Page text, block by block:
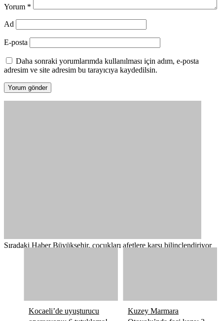
Yorum *
Ad
E-posta
Daha sonraki yorumlarımda kullanılması için adım, e-posta
adresim ve site adresim bu tarayıcıya kaydedilsin.
Sıradaki Haber Büyükşehir, çocukları afetlere karşı bilinçlendiriyor
Kocaeli’de uyuşturucu
Kuzey Marmara